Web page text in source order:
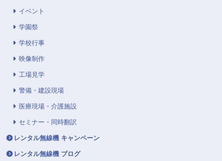
イベント
学園祭
学校行事
映像制作
工場見学
警備・建設現場
医療現場・介護施設
セミナー・同時翻訳
レンタル無線機 キャンペーン
レンタル無線機 ブログ